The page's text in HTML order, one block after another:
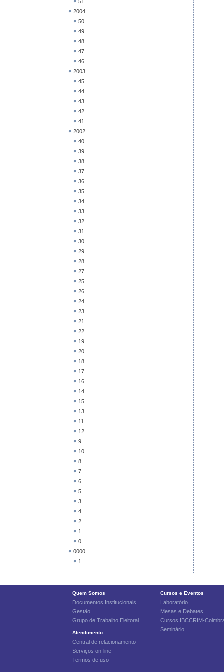
51
2004
50
49
48
47
46
2003
45
44
43
42
41
2002
40
39
38
37
36
35
34
33
32
31
30
29
28
27
25
26
24
23
21
22
19
20
18
17
16
14
15
13
11
12
9
10
8
7
6
5
3
4
2
1
0
0000
1
Quem Somos
Documentos Institucionais
Gestão
Grupo de Trabalho Eleitoral
Atendimento
Central de relacionamento
Serviços on-line
Termos de uso
Cursos e Eventos
Laboratório
Mesas e Debates
Cursos IBCCRIM-
Seminário